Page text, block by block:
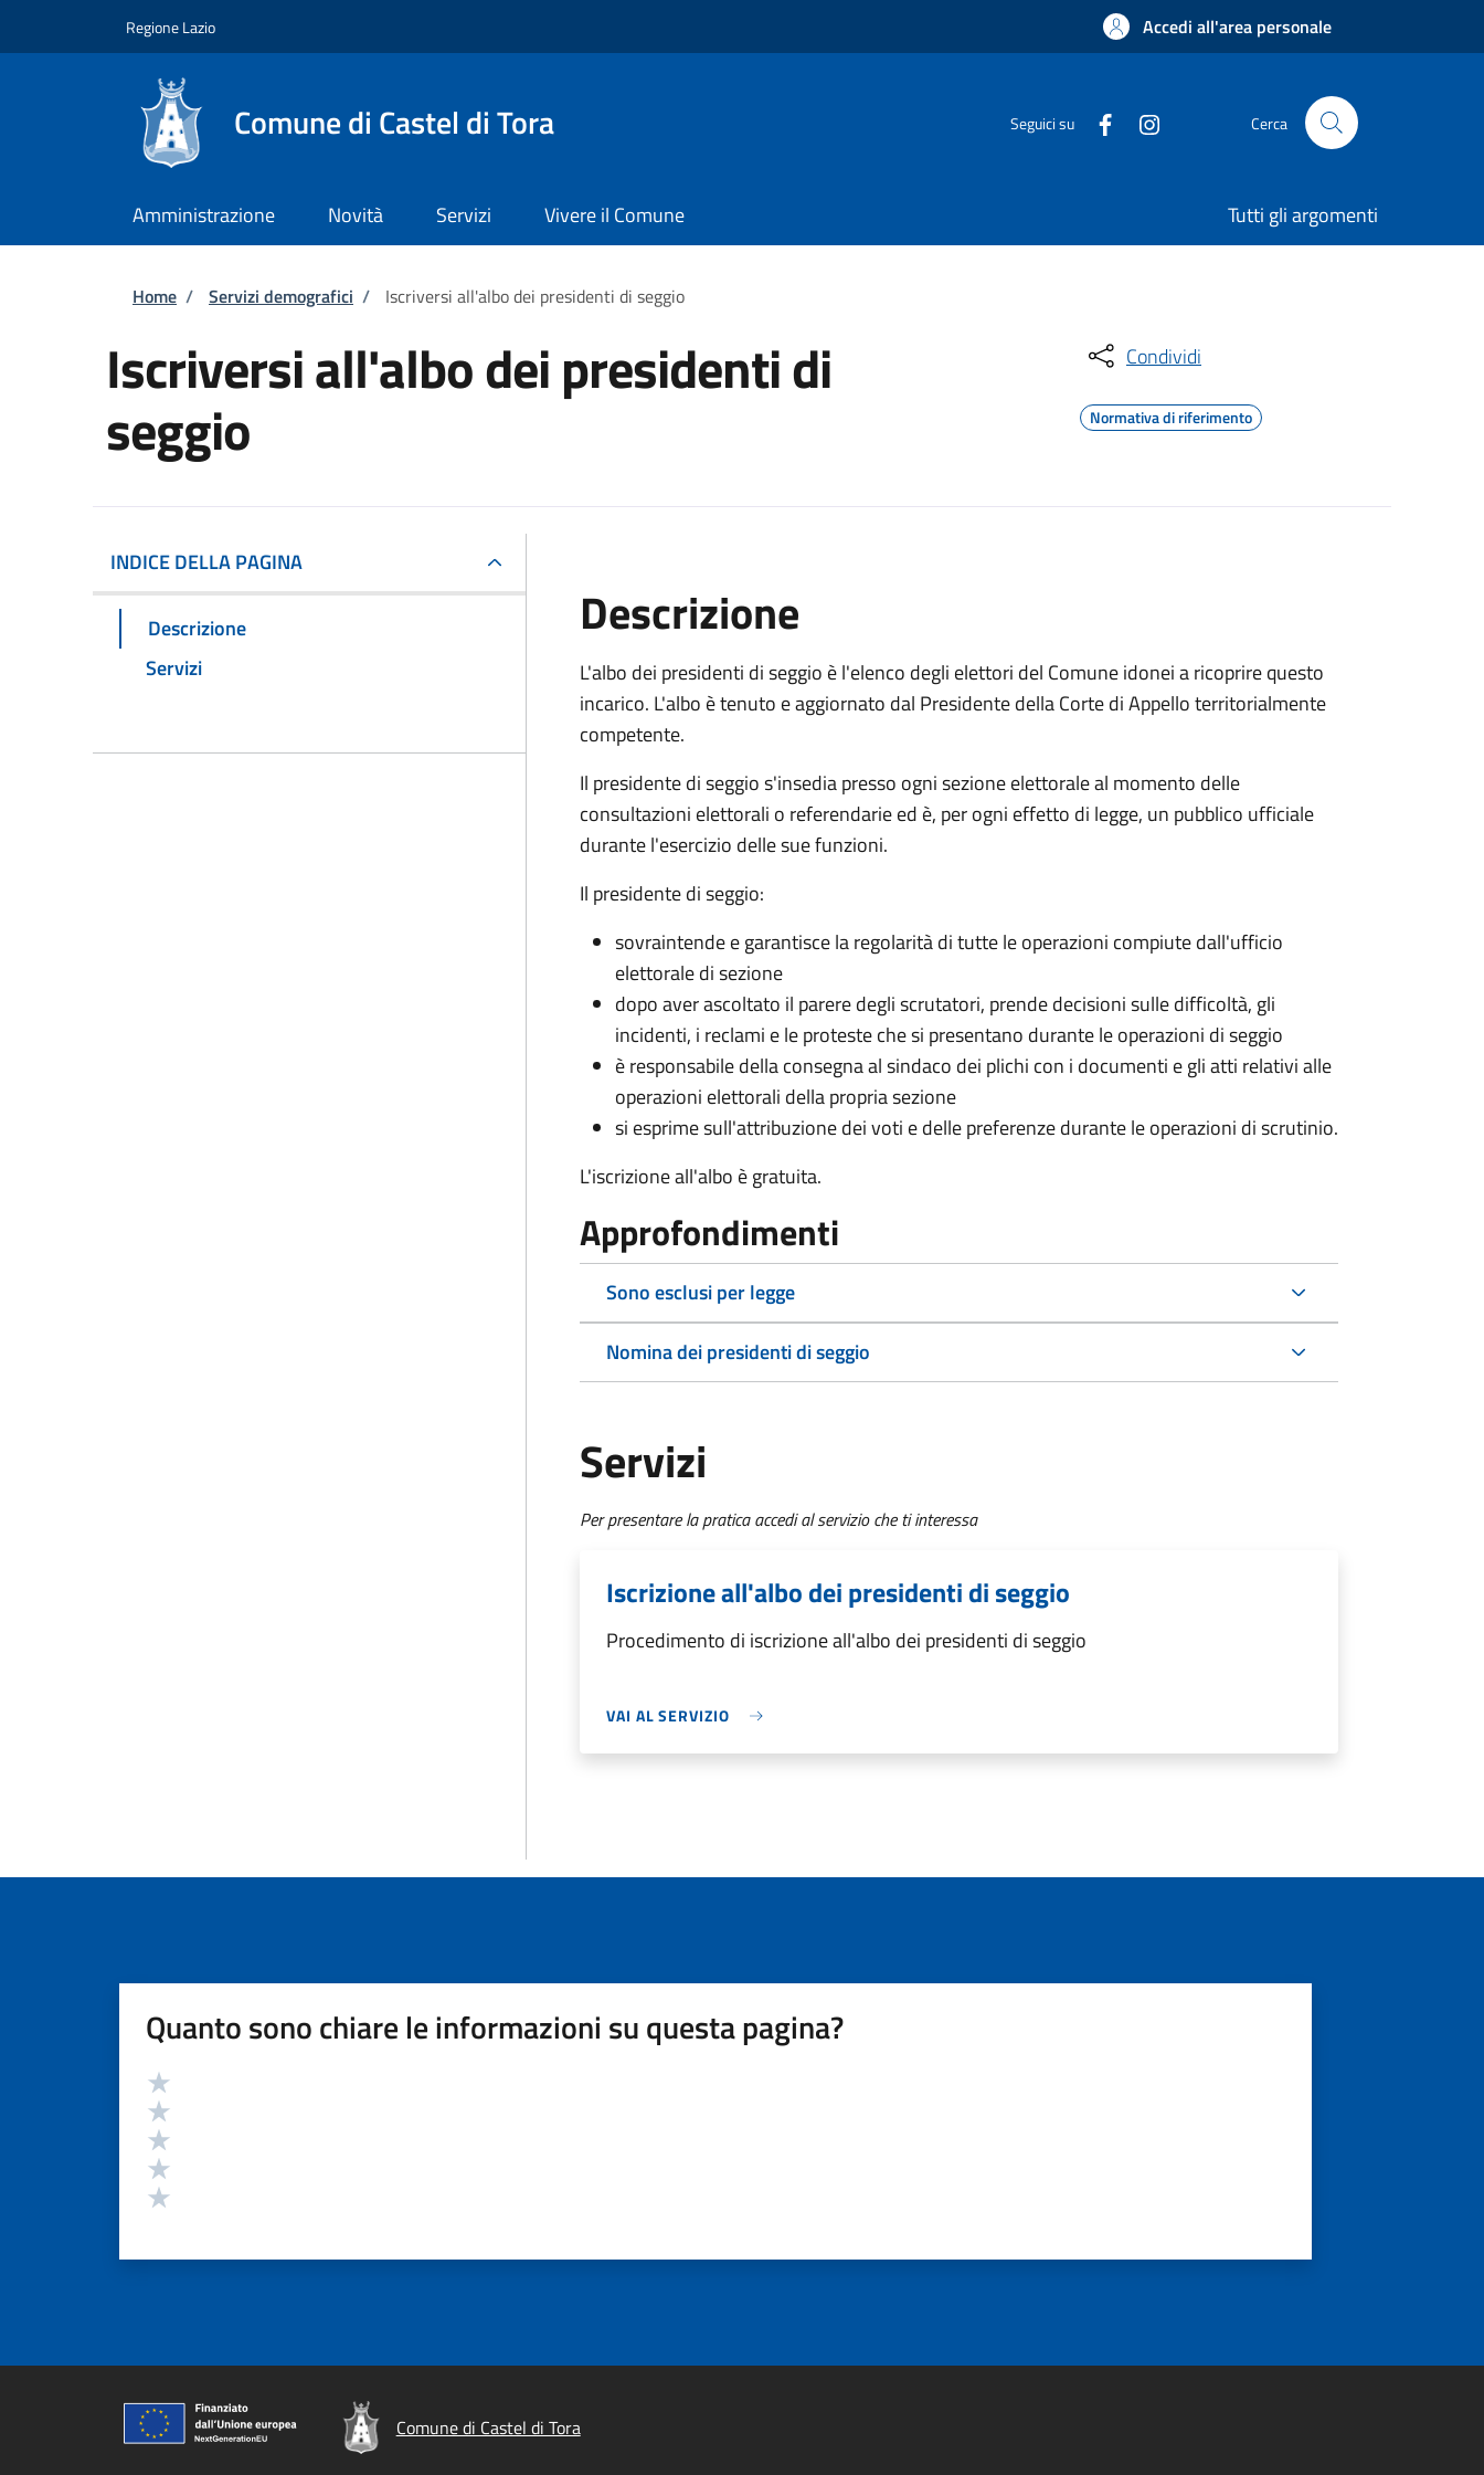
Regione Lazio Accedi all'area personale
Comune di Castel di Tora Seguici su Cerca
Amministrazione Novità Servizi Vivere il Comune Tutti gli argomenti
Briciole di pane
Home / Servizi demografici / Iscriversi all'albo dei presidenti di seggio
Iscriversi all'albo dei presidenti di
seggio
Condividi
Normativa di riferimento
INDICE DELLA PAGINA
Descrizione
Servizi
Descrizione
L'albo dei presidenti di seggio è l'elenco degli elettori del Comune idonei a ricoprire questo
incarico. L'albo è tenuto e aggiornato dal Presidente della Corte di Appello territorialmente
competente.
Il presidente di seggio s'insedia presso ogni sezione elettorale al momento delle
consultazioni elettorali o referendarie ed è, per ogni effetto di legge, un pubblico ufficiale
durante l'esercizio delle sue funzioni.
Il presidente di seggio:
sovraintende e garantisce la regolarità di tutte le operazioni compiute dall'ufficio
elettorale di sezione
dopo aver ascoltato il parere degli scrutatori, prende decisioni sulle difficoltà, gli
incidenti, i reclami e le proteste che si presentano durante le operazioni di seggio
è responsabile della consegna al sindaco dei plichi con i documenti e gli atti relativi alle
operazioni elettorali della propria sezione
si esprime sull'attribuzione dei voti e delle preferenze durante le operazioni di scrutinio.
L'iscrizione all'albo è gratuita.
Approfondimenti
Sono esclusi per legge
Nomina dei presidenti di seggio
Servizi
Per presentare la pratica accedi al servizio che ti interessa
Iscrizione all'albo dei presidenti di seggio
Procedimento di iscrizione all'albo dei presidenti di seggio
VAI AL SERVIZIO
Quanto sono chiare le informazioni su questa pagina?
Valutazione
Comune di Castel di Tora